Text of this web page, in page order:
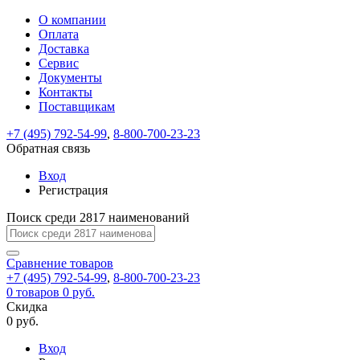
ВходРегистрация
test@example.com
отправлена
по
ней
завершения
регистрации.
Ок
Запомнить
меня
Забыли
Восстановление
пароля
Заполните
форму.
Мы
отправим
ссылку
указанный
электронный
перейдя
по
которой
вы
задать
На
вашу
почту
test@test.ru
ссылка.
Перейдите
по
для
смены
пароля.
Введите
новый
пароль
Сменить
Пароль
успешно
восстановлен
Обратная
связь
Сообщение
пользовательского
сообщение
успешно
отправлено.
О компании
Оплата
Доставка
Сервис
Документы
Контакты
Поставщикам
+7 (495) 792-54-99, 8-800-700-23-23
Обратная связь
Вход
Регистрация
Поиск среди 2817 наименований
Сравнение товаров
+7 (495) 792-54-99, 8-800-700-23-23
0 товаров 0 руб.
Скидка
0 руб.
Вход